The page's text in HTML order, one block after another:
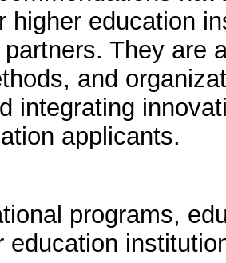
higher education
They are
and
integrating
applicants.
programs,
education